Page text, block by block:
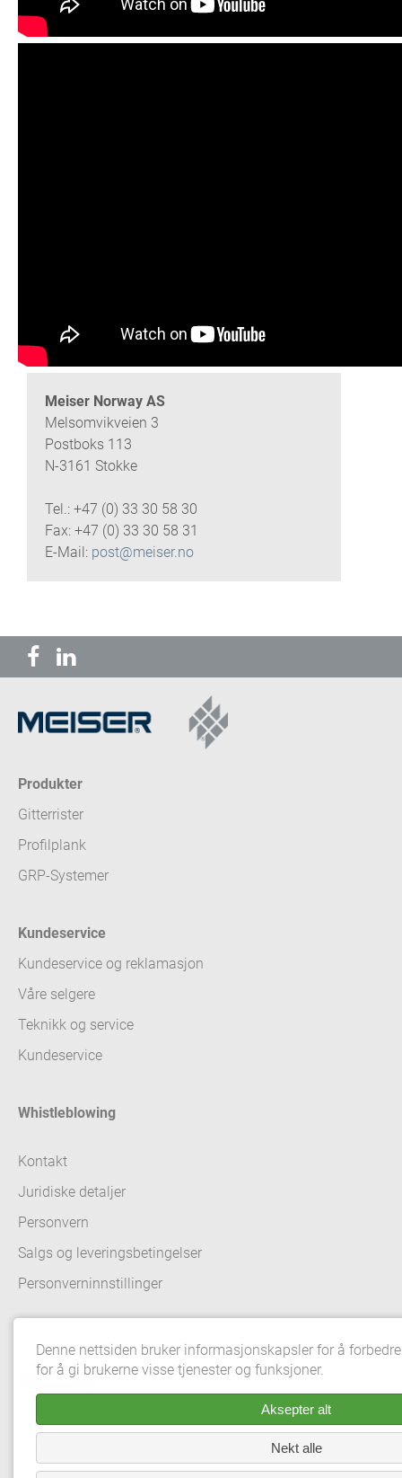
Meiser Norway AS
Melsomvikveien 3
Postboks 113
N-3161 Stokke
Tel.: +47 (0) 33 30 58 30
Fax: +47 (0) 33 30 58 31
E-Mail: post@meiser.no
Produkter
Gitterrister
Profilplank
GRP-Systemer
Kundeservice
Kundeservice og reklamasjon
Våre selgere
Teknikk og service
Kundeservice
Whistleblowing
Kontakt
Juridiske detaljer
Personvern
Salgs og leveringsbetingelser
Personverninnstillinger
Denne nettsiden bruker informasjonskapsler for å
for å gi brukerne visse tjenester og funksjoner.
Aksepter alt
Nekt alle